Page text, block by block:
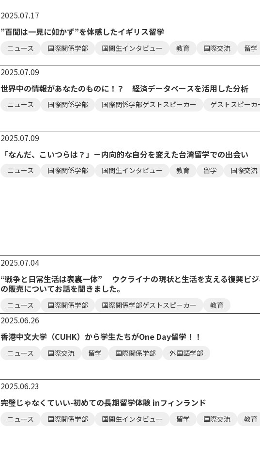
アクセス 資料請求 お問い合わせ
2025.07.17
”百聞は一見に如かず”を体感したイギリス留学
ニュース 国際関係学部 国関生インタビュー 教育 国際交流 留学
2025.07.09
世界中の情報があなたのものに！？ 経済データベースを活用した分析
ニュース 国際関係学部 国際関係学部ゲストスピーカー ゲストスピーカ
2025.07.09
「なんだ、こいつらは？」－内向的な自分を変えた台湾留学での出会い
ニュース 国際関係学部 国関生インタビュー 教育 留学 国際交流
2025.07.04
“戦争と日常生活は表裏一体” ウクライナの現状と生活を支える復興ビ
の販売についてお話を聞きました。
ニュース 国際関係学部 国際関係学部ゲストスピーカー 教育
2025.06.26
香港中文大学（CUHK）から学生たちがOne Day留学！！
ニュース 国際交流 留学 国際関係学部 外国語学部
2025.06.23
完璧じゃなくていい-初めての長期留学体験 inフィンランド
ニュース 国際関係学部 国関生インタビュー 留学 国際交流 教育